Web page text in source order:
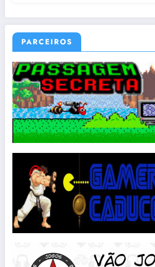
PARCEIROS